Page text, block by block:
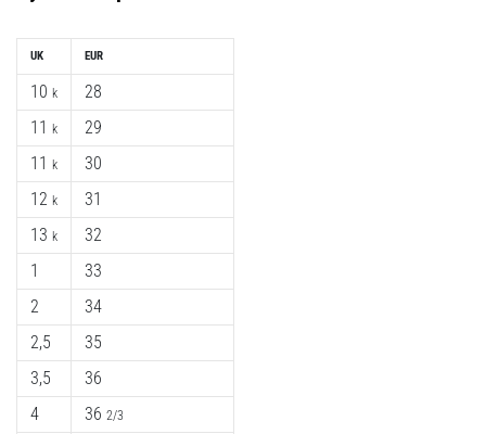
UK
10 k
11 k
11 k
12 k
13 k
1
2
2,5
3,5
4
EUR
28
29
30
31
32
33
34
35
36
36 2/3